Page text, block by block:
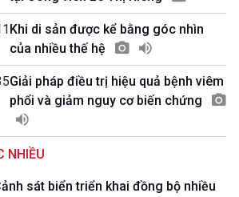
10 phút Sự kiện - Luận bàn
Câu chuyện thời sự
Dòng chảy sự kiện
Đối thoại
Diễn đàn chủ nhật
Chuyện đêm
Khi di sản được kể bằng góc nhìn
của nhiều thế hệ
Giải pháp điều trị hiệu quả bệnh viêm
phổi và giảm nguy cơ biến chứng
NHIỀU
sát biển triển khai đồng bộ nhiều